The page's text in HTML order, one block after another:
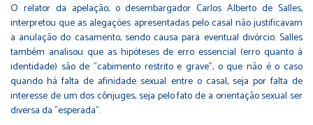
O relator da apelação, o desembargador Carlos Alberto de Salles,
interpretou que as alegações apresentadas pelo casal não justificavam
a anulação do casamento, sendo causa para eventual divórcio. Salles
também analisou que as hipóteses de erro essencial (erro quanto à
identidade) são de ”cabimento restrito e grave”, o que não é o caso
quando há falta de afinidade sexual entre o casal, seja por falta de
interesse de um dos cônjuges, seja pelo fato de a orientação sexual ser
diversa da ”esperada”.